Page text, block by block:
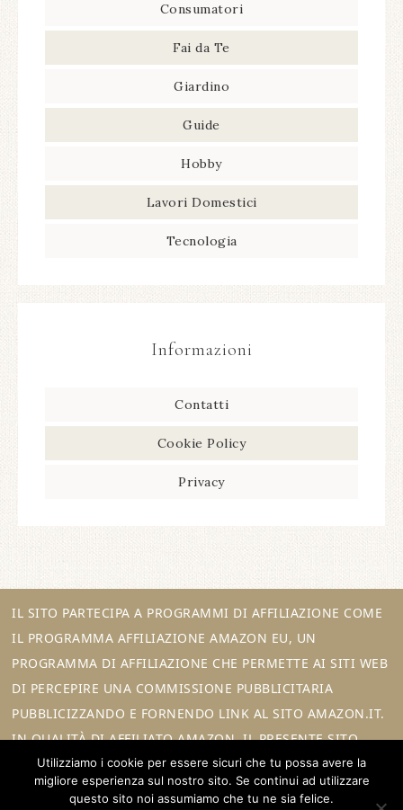
Consumatori
Fai da Te
Giardino
Guide
Hobby
Lavori Domestici
Tecnologia
Informazioni
Contatti
Cookie Policy
Privacy
IL SITO PARTECIPA A PROGRAMMI DI AFFILIAZIONE COME
IL PROGRAMMA AFFILIAZIONE AMAZON EU, UN
PROGRAMMA DI AFFILIAZIONE CHE PERMETTE AI SITI WEB
DI PERCEPIRE UNA COMMISSIONE PUBBLICITARIA
PUBBLICIZZANDO E FORNENDO LINK AL SITO AMAZON.IT.
IN QUALITÀ DI AFFILIATO AMAZON, IL PRESENTE SITO
RICEVE UN GUADAGNO PER CIASCUN ACQUISTO IDONEO.
Utilizziamo i cookie per essere sicuri che tu possa avere la
migliore esperienza sul nostro sito. Se continui ad utilizzare
questo sito noi assumiamo che tu ne sia felice.